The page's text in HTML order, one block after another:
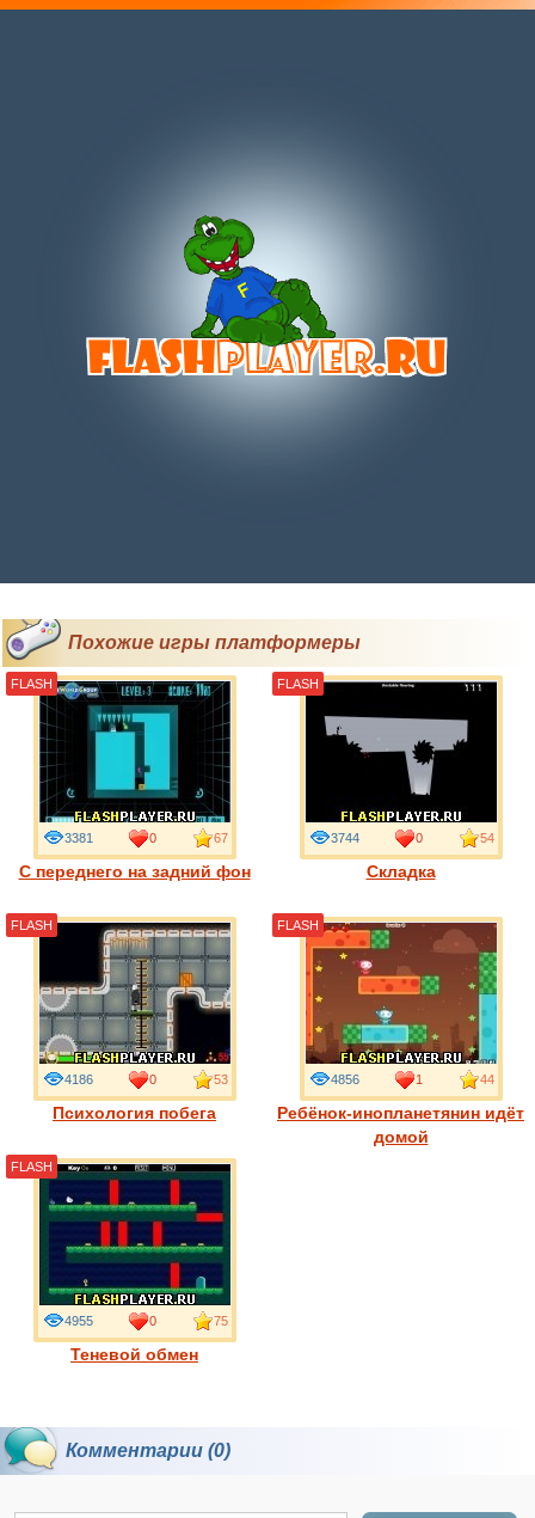
Похожие игры платформеры
С переднего на задний фон
3381 0 67
FLASH
Складка
3744 0 54
FLASH
Психология побега
4186 0 53
FLASH
Ребёнок-инопланетянин идёт
домой
4856 1 44
FLASH
Теневой обмен
4955 0 75
FLASH
Комментарии (0)